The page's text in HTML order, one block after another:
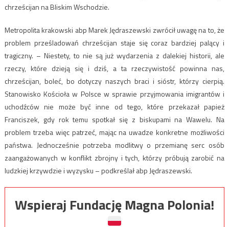
chrześcijan na Bliskim Wschodzie.
Metropolita krakowski abp Marek Jędraszewski zwrócił uwagę na to, że
problem prześladowań chrześcijan staje się coraz bardziej palący i
tragiczny. – Niestety, to nie są już wydarzenia z dalekiej historii, ale
rzeczy, które dzieją się i dziś, a ta rzeczywistość powinna nas,
chrześcijan, boleć, bo dotyczy naszych braci i sióstr, którzy cierpią.
Stanowisko Kościoła w Polsce w sprawie przyjmowania imigrantów i
uchodźców nie może być inne od tego, które przekazał papież
Franciszek, gdy rok temu spotkał się z biskupami na Wawelu. Na
problem trzeba więc patrzeć, mając na uwadze konkretne możliwości
państwa. Jednocześnie potrzeba modlitwy o przemianę serc osób
zaangażowanych w konflikt zbrojny i tych, którzy próbują zarobić na
ludzkiej krzywdzie i wyzysku – podkreślał abp Jędraszewski.
Wspieraj Fundację Magna Polonia!